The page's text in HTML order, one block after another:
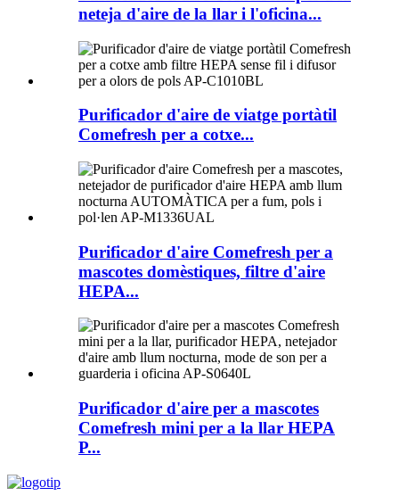
neteja d'aire de la llar i l'oficina...
Purificador d'aire de viatge portàtil
Comefresh per a cotxe...
Purificador d'aire Comefresh per a
mascotes domèstiques, filtre d'aire
HEPA...
Purificador d'aire per a mascotes
Comefresh mini per a la llar HEPA
P...